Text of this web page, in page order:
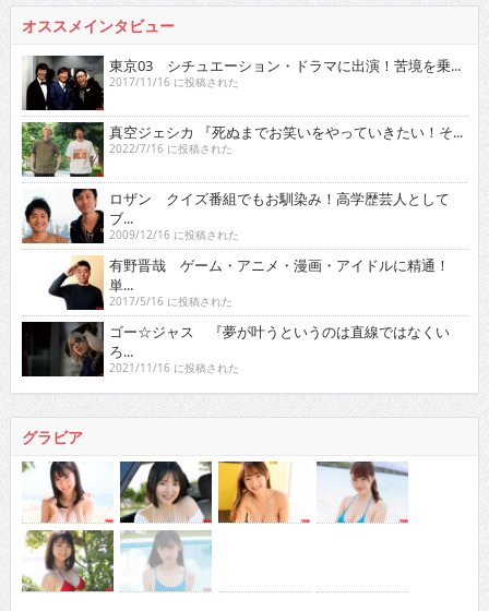
オススメインタビュー
東京03 シチュエーション・ドラマに出演！苦境を乗...
2017/11/16 に投稿された
真空ジェシカ 『死ぬまでお笑いをやっていきたい！そ...
2022/7/16 に投稿された
ロザン クイズ番組でもお馴染み！高学歴芸人として
ブ...
2009/12/16 に投稿された
有野晋哉 ゲーム・アニメ・漫画・アイドルに精通！
単...
2017/5/16 に投稿された
ゴー☆ジャス 『夢が叶うというのは直線ではなくい
ろ...
2021/11/16 に投稿された
グラビア